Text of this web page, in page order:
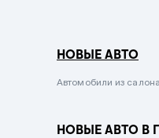
Сиреневый
Вишневый
НОВЫЕ АВТО
Автомобили из
НОВЫЕ АВТО В